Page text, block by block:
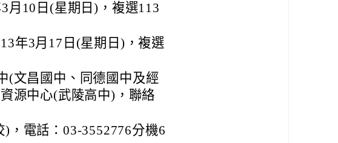
月10日(星期日)，複選113
年3月17日(星期日)，複選
(文昌國中、同德國中及經
源中心(武陵高中)，聯絡
，電話：03-3552776分機6